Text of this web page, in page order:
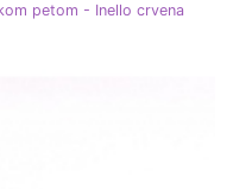
petom - Inello crvena